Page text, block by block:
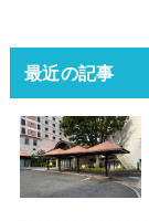
最近の記事